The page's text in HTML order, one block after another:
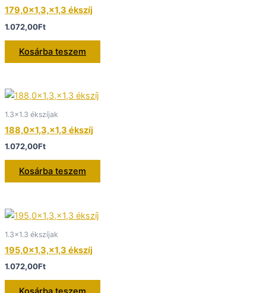
179,0×1,3,×1,3 ékszíj
1.072,00Ft
Kosárba teszem
1.3x1.3 ékszíjak
188,0×1,3,×1,3 ékszíj
1.072,00Ft
Kosárba teszem
1.3x1.3 ékszíjak
195,0×1,3,×1,3 ékszíj
1.072,00Ft